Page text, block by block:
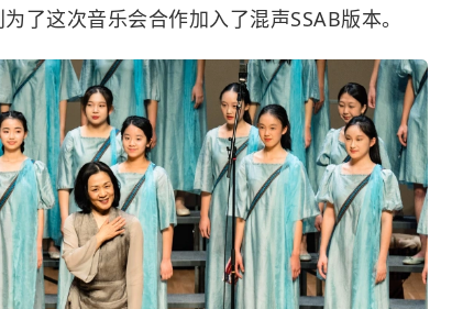
了这次音乐会合作加入了混声SSAB版本。